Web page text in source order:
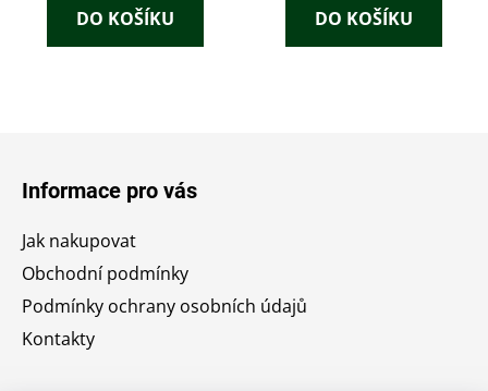
DO KOŠÍKU DO KOŠÍKU
Informace pro vás
Jak nakupovat
Obchodní podmínky
Podmínky ochrany osobních údajů
Kontakty